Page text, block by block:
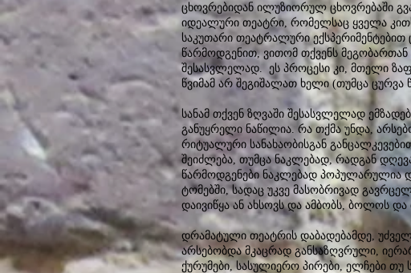
ცხოვრებიდან ილუზიორულ ცხოვრებაში
იდეალური თეატრი, რომელსაც ყველა
საკუთარი თეატრალური ექსპერიმენტებით
წარმოდგენით, ვითომ თქვენს
შესასვლელად. ეს პროცესი კი, მთელი
წვიმამ არ შეგიშალათ ხელი (თუმცა ცურვა
სანამ თქვენ ზღვაში შესასვლელად
განუყრელი ნაწილია. რა თქმა უნდა,
რიტუალური სანახაობისგან
შეიძლება, თუმცა ნაკლებად, რადგან
წარმოდგენები ნაკლებად პოპულარულია
ტომებში, სადაც უკვე მასობრივად
დაივიწყა ან ახსოვს და ამბობს, ბოლოს
დრამატული თეატრის დაბადებამდე,
არსებობდა მკაცრად განსაზღვრული,
ქურუმები, სასულიერო პირები, ელჩები